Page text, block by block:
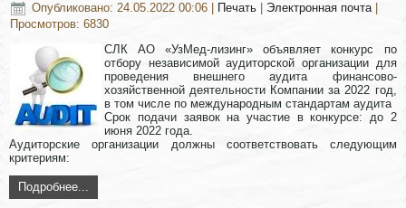
Опубликовано: 24.05.2022 00:06 Печать Электронная почта
Просмотров: 6830
СЛК АО «УзМед-лизинг» объявляет конкурс по
отбору независимой аудиторской организации для
проведения внешнего аудита финансово-
хозяйственной деятельности Компании за 2022 год,
в том числе по международным стандартам аудита
Срок подачи заявок на участие в конкурсе: до 2
июня 2022 года.
Аудиторские организации должны соответствовать следующим
критериям:
Подробнее...